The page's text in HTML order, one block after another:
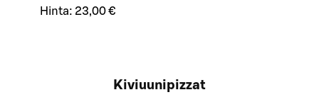
Hinta: 23,00 €
Kiviuunipizzat